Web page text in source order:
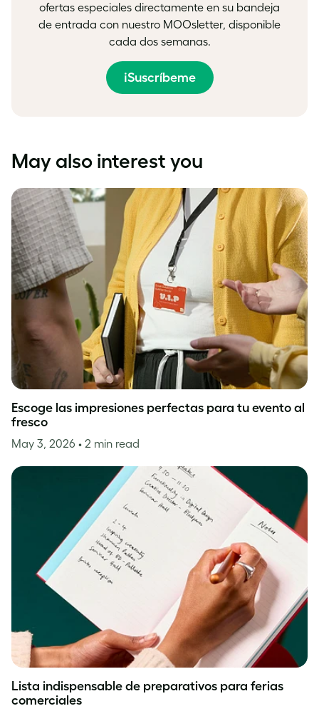
ofertas especiales directamente en su bandeja
de entrada con nuestro MOOsletter, disponible
cada dos semanas.
¡Suscríbeme
May also interest you
Escoge las impresiones perfectas para tu evento al
fresco
May 3, 2026 • 2 min read
Lista indispensable de preparativos para ferias
comerciales